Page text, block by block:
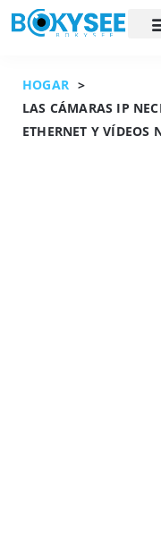
HOGAR >
LAS CÁMARAS IP
ETHERNET Y VÍDEOS